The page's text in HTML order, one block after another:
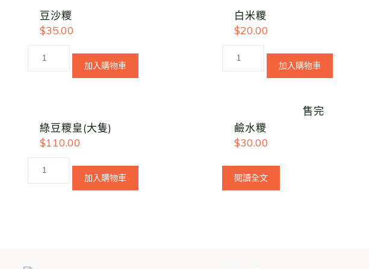
豆沙糭
$35.00
加入購物車
白米糭
$20.00
加入購物車
綠豆糭皇(大隻)
$110.00
加入購物車
售完
鹼水糭
$30.00
閱讀全文